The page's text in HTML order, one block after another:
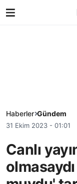
Haberler Gündem
31 Ekim 2023 - 01:01
Canlı